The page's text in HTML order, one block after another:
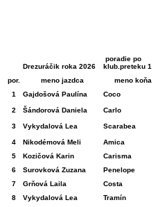
Drezuráčik roka 2026
poradie po
klub.preteku 1
por.
meno jazdca meno koňa
1
Gajdošová Paulína Coco
2 Šándorová Daniela Carlo
3 Vykydalová Lea Scarabea
4 Nikodémová Meli Amica
5
Kozičová Karin Carisma
6
Surovková Zuzana Penelope
7
Grňová Laila Costa
8
Vykydalová Lea Tramín